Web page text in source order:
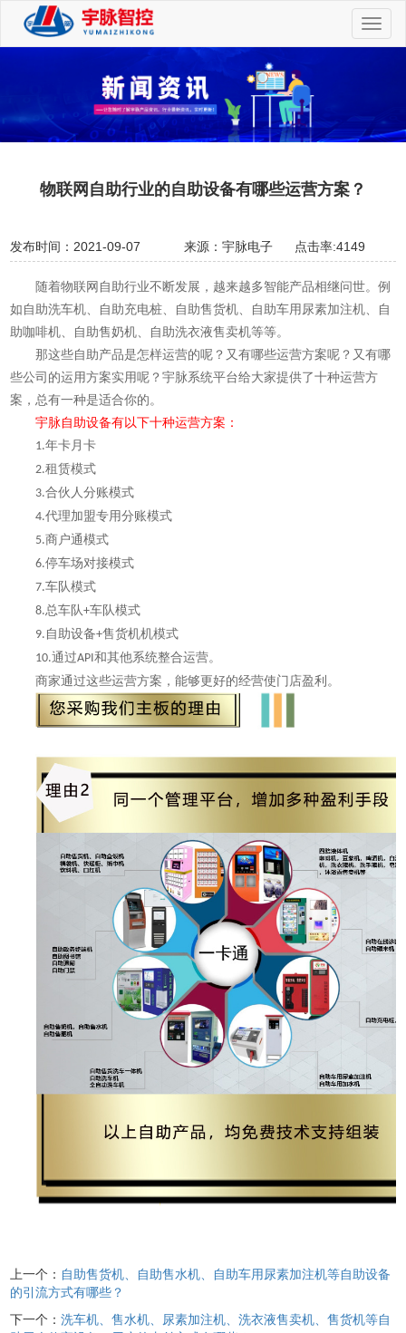
切
换
物联网自助行业的自助设备有哪些运营方案？
发布时间：2021-09-07 来源：宇脉电子 点击率:4149
随着物联网自助行业不断发展，越来越多智能产品相继问世。例
如自助洗车机、自助充电桩、自助售货机、自助车用尿素加注机、自
助咖啡机、自助售奶机、自助洗衣液售卖机等等。
那这些自助产品是怎样运营的呢？又有哪些运营方案呢？又有哪
些公司的运用方案实用呢？宇脉系统平台给大家提供了十种运营方
案，总有一种是适合你的。
宇脉自助设备有以下十种运营方案：
1.年卡月卡
2.租赁模式
3.合伙人分账模式
4.代理加盟专用分账模式
5.商户通模式
6.停车场对接模式
7.车队模式
8.总车队+车队模式
9. 自助设备+售货机机模式
10.通过API和其他系统整合运营。
商家通过这些运营方案，能够更好的经营使门店盈利。
上一个： 自助售货机、自助售水机、自助车用尿素加注机等自助设备
的引流方式有哪些？
下一个：洗车机、售水机、尿素加注机、洗衣液售卖机、售货机等自